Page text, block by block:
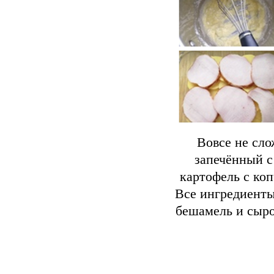
Вовсе не
запечённый
картофель с
Все
бешамель и